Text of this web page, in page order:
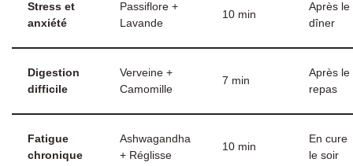
Stress et
anxiété
Passiflore +
Lavande
10 min
Après le
dîner
Digestion
difficile
Verveine +
Camomille
7 min
Après le
repas
Fatigue
chronique
Ashwagandha
+ Réglisse
10 min
En cure
le soir